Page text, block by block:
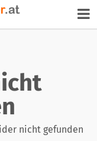
nicht gefunden